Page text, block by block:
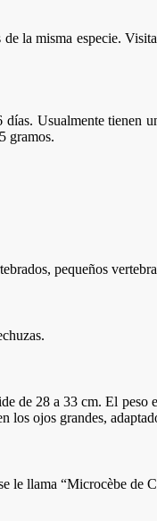
la misma especie.
Usualmente tienen
gramos.
pequeños
de 28 a 33 cm. El peso
los ojos grandes,
le llama “Microcèbe de